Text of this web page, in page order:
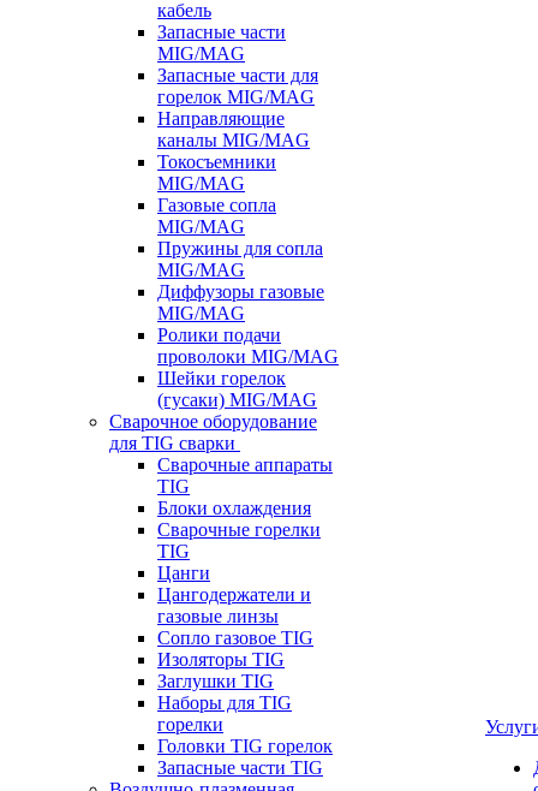
кабель
Запасные части
MIG/MAG
Запасные части для
горелок MIG/MAG
Направляющие
каналы MIG/MAG
Токосъемники
MIG/MAG
Газовые сопла
MIG/MAG
Пружины для сопла
MIG/MAG
Диффузоры газовые
MIG/MAG
Ролики подачи
проволоки MIG/MAG
Шейки горелок
(гусаки) MIG/MAG
Сварочное оборудование
для TIG сварки
Сварочные аппараты
TIG
Блоки охлаждения
Сварочные горелки
TIG
Цанги
Цангодержатели и
газовые линзы
Сопло газовое TIG
Изоляторы TIG
Заглушки TIG
Наборы для TIG
горелки
Головки TIG горелок
Запасные части TIG